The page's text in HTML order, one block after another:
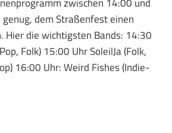
zwischen 14:00 und
dem Straßenfest einen
Hier die wichtigsten Bands: 14:30
Folk) 15:00 Uhr SoleilJa (Folk,
16:00 Uhr: Weird Fishes (Indie-